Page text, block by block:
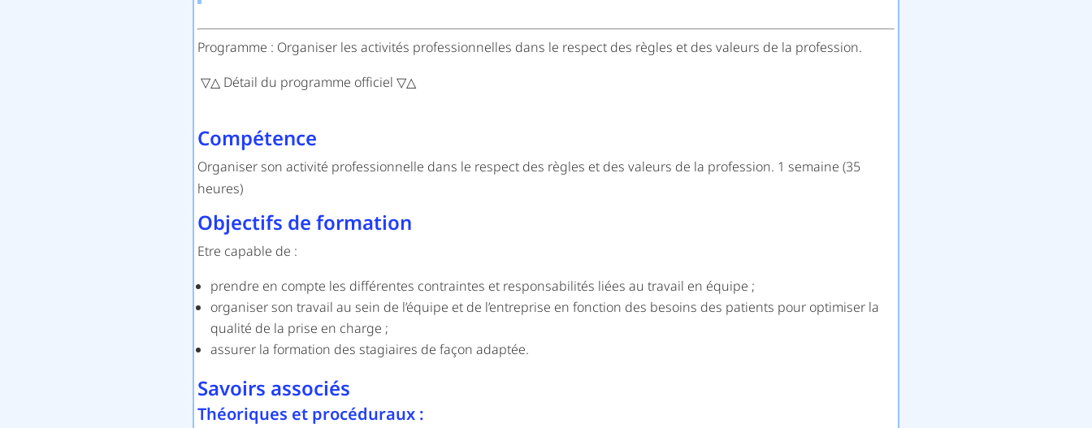
Programme : Organiser les activités professionnelles dans le respect des règles et des valeurs de la profession.
▽△ Détail du programme officiel ▽△
Compétence
Organiser son activité professionnelle dans le respect des règles et des valeurs de la profession. 1 semaine (35
heures)
Objectifs de formation
Etre capable de :
prendre en compte les différentes contraintes et responsabilités liées au travail en équipe ;
organiser son travail au sein de l’équipe et de l’entreprise en fonction des besoins des patients pour optimiser la
qualité de la prise en charge ;
assurer la formation des stagiaires de façon adaptée.
Savoirs associés
Théoriques et procéduraux :